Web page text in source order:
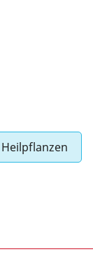
Lebensordnung
Heilpflanzen